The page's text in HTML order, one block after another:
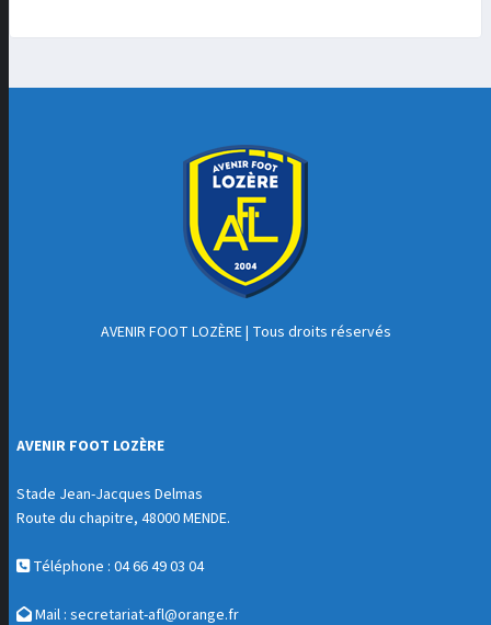
AVENIR FOOT LOZÈRE| Tous droits réservés
AVENIR FOOT LOZÈRE
Stade Jean-Jacques Delmas
Route du chapitre, 48000 MENDE.
Téléphone : 04 66 49 03 04
Mail : secretariat-afl@orange.fr